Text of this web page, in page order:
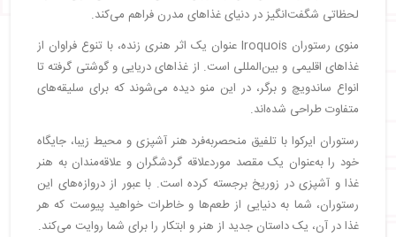
لحظاتی شگفت‌انگیز در دنیای غذاهای مدرن فراهم می‌کند.
منوی رستوران Iroquois عنوان یک اثر هنری زنده، با تنوع فراوان از
غذاهای اقلیمی و بین‌المللی است. از غذاهای دریایی و گوشتی گرفته تا
انواع ساندویچ و برگر، در این منو دیده می‌شوند که برای سلیقه‌های
متفاوت طراحی شده‌اند.
رستوران ایرکوا با تلفیق منحصربه‌فرد هنر آشپزی و محیط زیبا، جایگاه
خود را به‌عنوان یک مقصد موردعلاقه گردشگران و علاقه‌مندان به هنر
غذا و آشپزی در زوریخ برجسته کرده است. با عبور از دروازه‌های این
رستوران، شما به دنیایی از طعم‌ها و خاطرات خواهید پیوست که هر
غذا در آن، یک داستان جدید از هنر و ابتکار را برای شما روایت می‌کند.